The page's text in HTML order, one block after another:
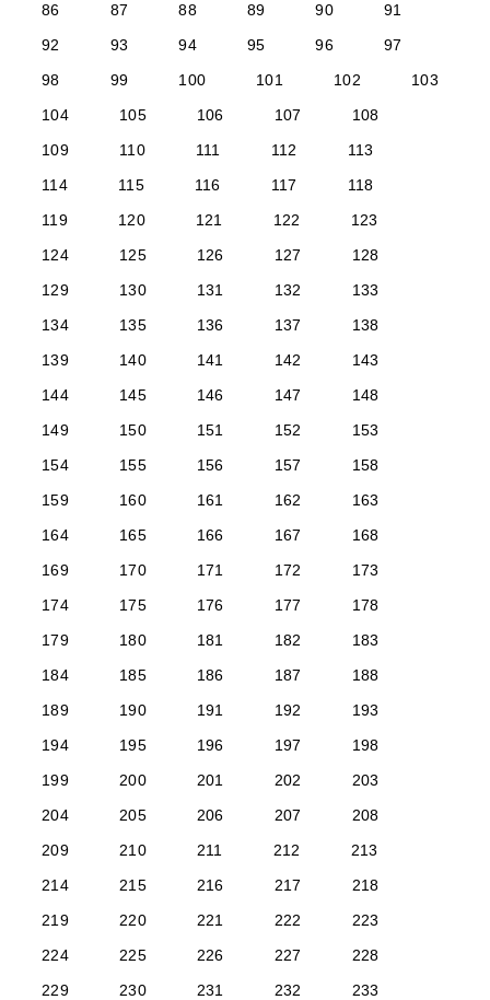
86
87 88 89 90
91
92
93 94 95 96
97
98
99 100 101 102
103
104
105 106 107
108
109
110 111 112
113
114
115 116 117
118
119
120 121 122
123
124
125 126 127
128
129
130 131 132
133
134
135 136 137
138
139
140 141 142
143
144
145 146 147
148
149
150 151 152
153
154
155 156 157
158
159
160 161 162
163
164
165 166 167
168
169
170 171 172
173
174
175 176 177
178
179
180 181 182
183
184
185 186 187
188
189
190 191 192
193
194
195 196 197
198
199
200 201 202
203
204
205 206 207
208
209
210 211 212
213
214
215 216 217
218
219
220 221 222
223
224
225 226 227
228
229
230 231 232
233